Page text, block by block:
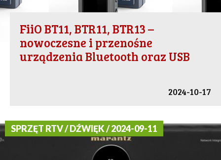
FiiO BT11, BTR11, BTR13 –
nowoczesne i przenośne
urządzenia Bluetooth oraz USB
2024-10-17
SPRZĘT RTV / DŹWIĘK / 2024-09-11